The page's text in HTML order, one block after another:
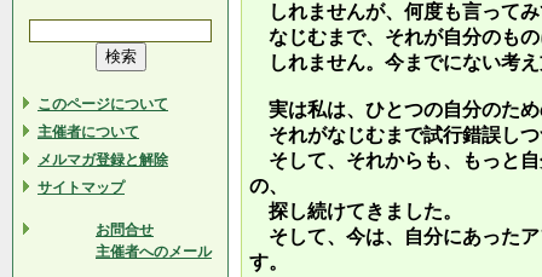
このページについて
主催者について
メルマガ登録と解除
サイトマップ
お問合せ
主催者へのメール
しれませんが、何度も言って
なじむまで、それが自分のも
しれません。今までにない考
実は私は、ひとつの自分のた
それがなじむまで試行錯誤し
そして、それからも、もっと
の、
探し続けてきました。
そして、今は、自分にあった
す。